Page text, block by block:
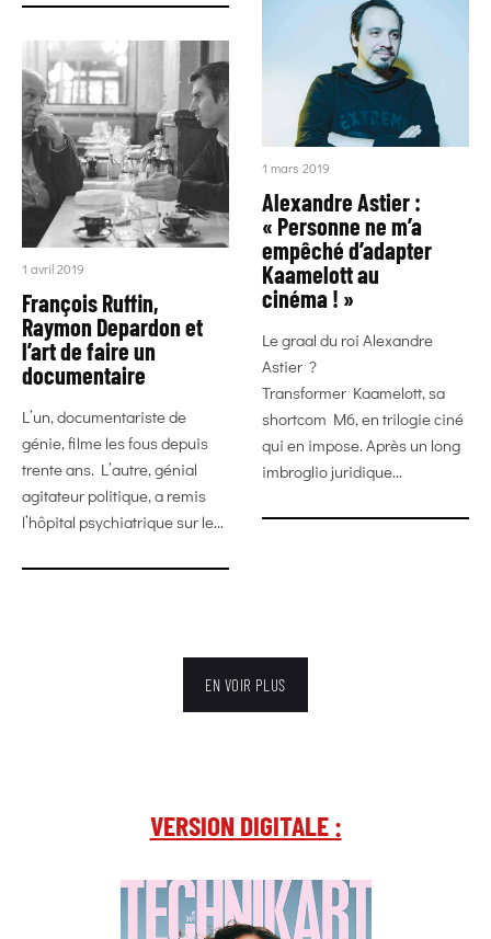
1 avril 2019
François Ruffin,
Raymon Depardon et
l’art de faire un
documentaire
L’un, documentariste de
génie, filme les fous depuis
trente ans. L’autre, génial
agitateur politique, a remis
l’hôpital psychiatrique sur le...
1 mars 2019
Alexandre Astier :
« Personne ne m’a
empêché d’adapter
Kaamelott au
cinéma ! »
Le graal du roi Alexandre
Astier ?
Transformer Kaamelott, sa
shortcom M6, en trilogie ciné
qui en impose. Après un long
imbroglio juridique...
EN VOIR PLUS
VERSION DIGITALE :